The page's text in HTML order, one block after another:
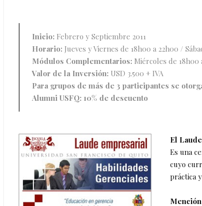
Inicio: Febrero y Septiembre 2011
Horario: Jueves y Viernes de 18h00 a 22h00 /
Módulos Complementarios: Miércoles de 18h00
Valor de la Inversión: USD 3.500 + IVA
Para grupos de más de 3 participantes se
Alumni USFQ: 10% de descuento
El
Es una
cuyo
práctica